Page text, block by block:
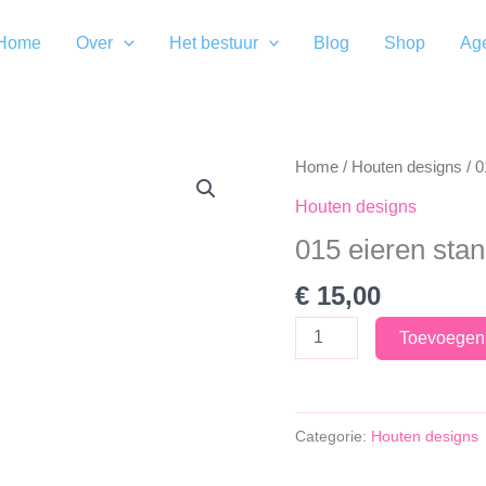
Over Het bestuur Blog Shop
Home / Houten designs /
Houten designs
015 eieren
€ 15,00
015
eieren
Categorie: Houten designs